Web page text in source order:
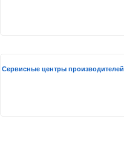
Сервисные центры производителей